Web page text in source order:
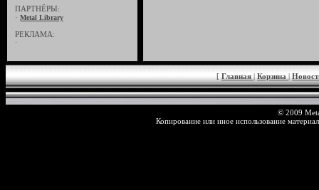
ПАРТНЁРЫ:
· Metal Library
РЕКЛАМА:
·
[ Главная | Корзина |
© 2009
Копирование или иное использование